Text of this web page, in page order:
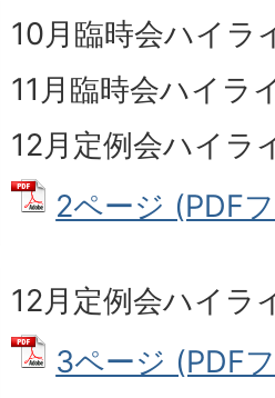
10月臨時会ハイラ
11月臨時会ハイラ
12月定例会ハイラ
2ページ (PDF
12月定例会ハイラ
3ページ (PDF